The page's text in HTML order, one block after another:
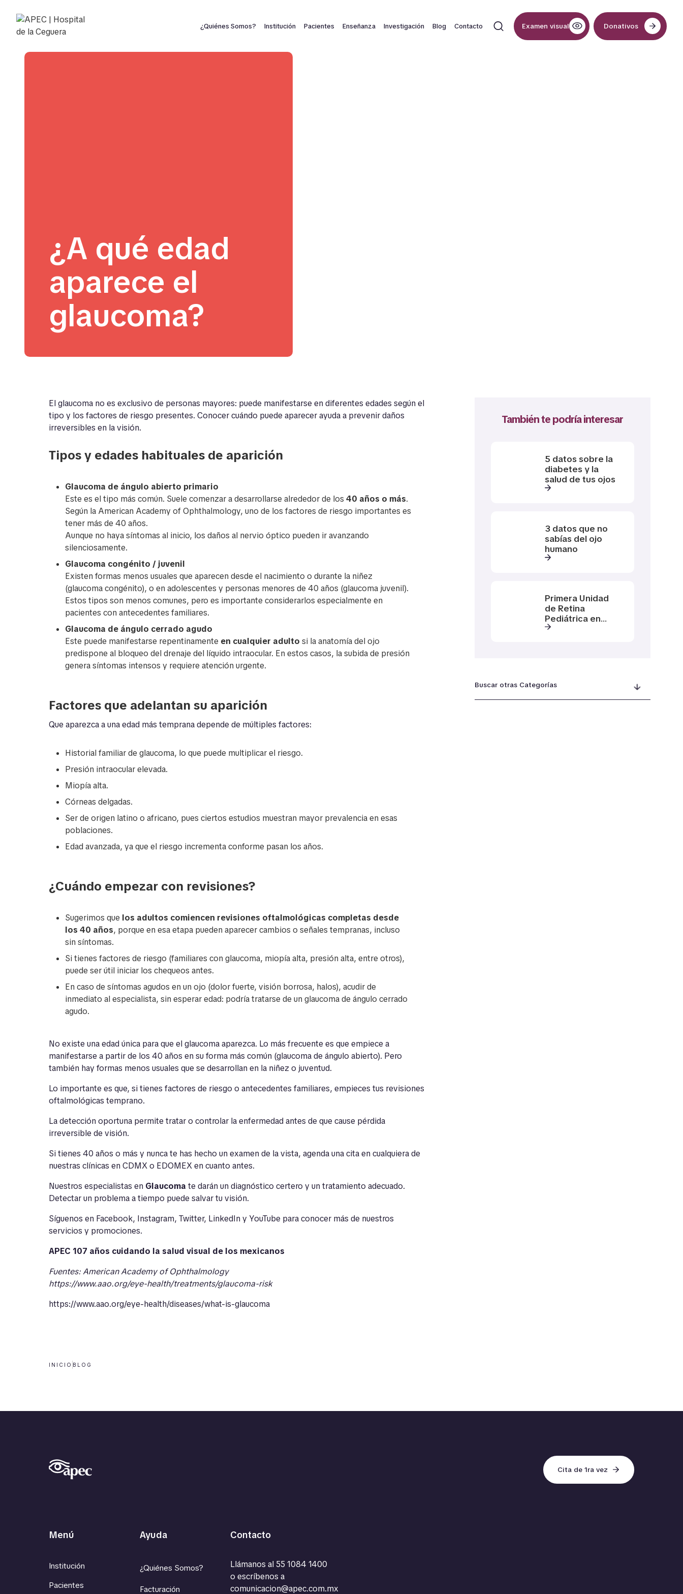
¿Quiénes Somos? Institución Pacientes Enseñanza Investigación Blog Contacto Examen visual Donativos
¿A qué edad
aparece el
glaucoma?
El glaucoma no es exclusivo de personas mayores: puede manifestarse en diferentes edades según el
tipo y los factores de riesgo presentes. Conocer cuándo puede aparecer ayuda a prevenir daños
irreversibles en la visión.
Tipos y edades habituales de aparición
Glaucoma de ángulo abierto primario
Este es el tipo más común. Suele comenzar a desarrollarse alrededor de los 40 años o más.
Según la American Academy of Ophthalmology, uno de los factores de riesgo importantes es
tener más de 40 años.
Aunque no haya síntomas al inicio, los daños al nervio óptico pueden ir avanzando
silenciosamente.
Glaucoma congénito / juvenil
Existen formas menos usuales que aparecen desde el nacimiento o durante la niñez
(glaucoma congénito), o en adolescentes y personas menores de 40 años (glaucoma juvenil).
Estos tipos son menos comunes, pero es importante considerarlos especialmente en
pacientes con antecedentes familiares.
Glaucoma de ángulo cerrado agudo
Este puede manifestarse repentinamente en cualquier adulto si la anatomía del ojo
predispone al bloqueo del drenaje del líquido intraocular. En estos casos, la subida de presión
genera síntomas intensos y requiere atención urgente.
Factores que adelantan su aparición
Que aparezca a una edad más temprana depende de múltiples factores:
Historial familiar de glaucoma, lo que puede multiplicar el riesgo.
Presión intraocular elevada.
Miopía alta.
Córneas delgadas.
Ser de origen latino o africano, pues ciertos estudios muestran mayor prevalencia en esas
poblaciones.
Edad avanzada, ya que el riesgo incrementa conforme pasan los años.
¿Cuándo empezar con revisiones?
Sugerimos que los adultos comiencen revisiones oftalmológicas completas desde
los 40 años, porque en esa etapa pueden aparecer cambios o señales tempranas, incluso
sin síntomas.
Si tienes factores de riesgo (familiares con glaucoma, miopía alta, presión alta, entre otros),
puede ser útil iniciar los chequeos antes.
En caso de síntomas agudos en un ojo (dolor fuerte, visión borrosa, halos), acudir de
inmediato al especialista, sin esperar edad: podría tratarse de un glaucoma de ángulo cerrado
agudo.
No existe una edad única para que el glaucoma aparezca. Lo más frecuente es que empiece a
manifestarse a partir de los 40 años en su forma más común (glaucoma de ángulo abierto). Pero
también hay formas menos usuales que se desarrollan en la niñez o juventud.
Lo importante es que, si tienes factores de riesgo o antecedentes familiares, empieces tus revisiones
oftalmológicas temprano.
La detección oportuna permite tratar o controlar la enfermedad antes de que cause pérdida
irreversible de visión.
Si tienes 40 años o más y nunca te has hecho un examen de la vista, agenda una cita en cualquiera de
nuestras clínicas en CDMX o EDOMEX en cuanto antes.
Nuestros especialistas en Glaucoma te darán un diagnóstico certero y un tratamiento adecuado.
Detectar un problema a tiempo puede salvar tu visión.
Síguenos en Facebook, Instagram, Twitter, LinkedIny YouTube para conocer más de nuestros
servicios y promociones.
APEC 107 años cuidando la salud visual de los mexicanos
Fuentes:American Academy of Ophthalmology
https://www.aao.org/eye-health/treatments/glaucoma-risk
https://www.aao.org/eye-health/diseases/what-is-glaucoma
También te podría interesar
5 datos sobre la
diabetes y la
salud de tus ojos
3 datos que no
sabías del ojo
humano
Primera Unidad
de Retina
Pediátrica en
Latinoamérica
Buscar otras Categorías
INICIO BLOG
Cita de 1ra vez
Menú
Institución
Pacientes
Ayuda
¿Quiénes Somos?
Facturación
Contacto
Llámanos al55 1084 1400
o escríbenos a
comunicacion@apec.com.mx